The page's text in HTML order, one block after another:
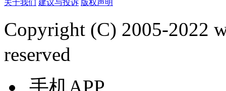
关于我们 建议与投诉 版权声明
Copyright (C) 2005-2022
reserved